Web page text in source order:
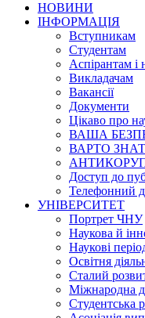
НОВИНИ
ІНФОРМАЦІЯ
Вступникам
Студентам
Аспірантам і
Викладачам
Вакансії
Документи
Цікаво про
ВАША
ВАРТО
Доступ до
Телефонний
УНІВЕРСИТЕТ
Портрет ЧНУ
Наукова й
Наукові
Освітня
Сталий
Міжнародна
Студентська